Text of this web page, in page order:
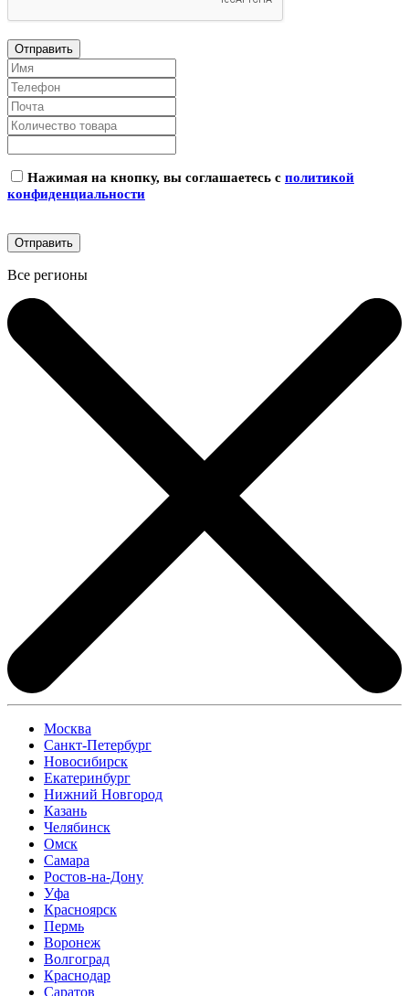
Нажимая на кнопку, вы соглашаетесь с политикой
конфиденциальности
Все регионы
Москва
Санкт-Петербург
Новосибирск
Екатеринбург
Нижний Новгород
Казань
Челябинск
Омск
Самара
Ростов-на-Дону
Уфа
Красноярск
Пермь
Воронеж
Волгоград
Краснодар
Саратов